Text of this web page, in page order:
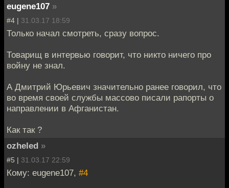
eugene107 »
#4 | 31.03.17 18:59
Только начал смотреть, сразу вопрос.
Товарищ в интервью говорит, что никто ничего про
войну не знал.
А Дмитрий Юрьевич значительно ранее говорил, что
во время своей службы массово писали рапорты о
направлении в Афганистан.
Как так ?
ozheled »
#5 | 31.03.17 22:59
Кому: eugene107, #4